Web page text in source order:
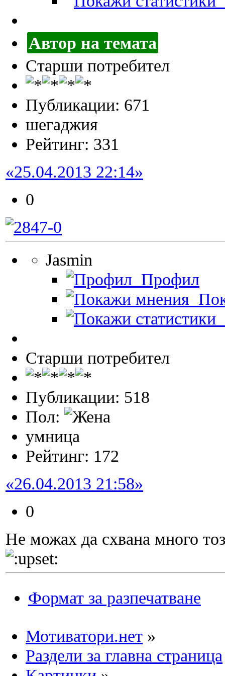
Автор на темата
Старши потребител
Публикации: 671
шегаджия
Рейтинг: 331
«25.04.2013 22:14»
0
Jasmin
Профил
Старши потребител
Публикации: 518
Пол:
умница
Рейтинг: 172
«26.04.2013 21:58»
0
Не можах да схвана много
Формат за разпечатване
Мотиватори.нет »
Раздели за главна страница